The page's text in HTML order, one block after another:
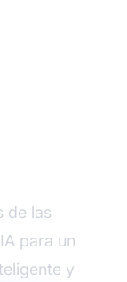
de las
para un
y